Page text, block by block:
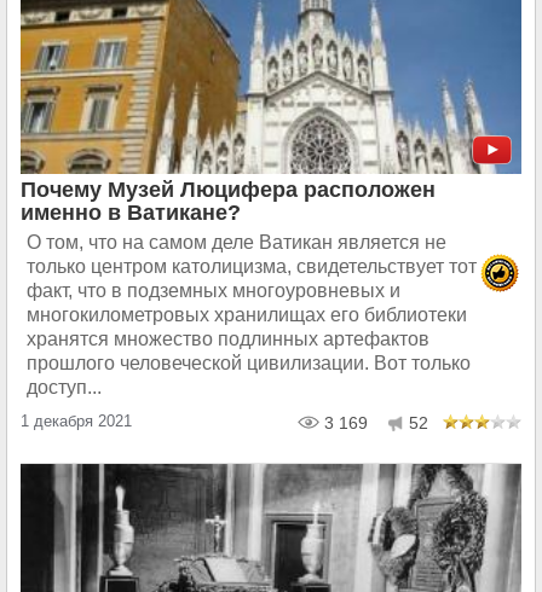
Почему Музей Люцифера расположен
именно в Ватикане?
О том, что на самом деле Ватикан является не
только центром католицизма, свидетельствует тот
факт, что в подземных многоуровневых и
многокилометровых хранилищах его библиотеки
хранятся множество подлинных артефактов
прошлого человеческой цивилизации. Вот только
доступ...
1 декабря 2021 3 169 52